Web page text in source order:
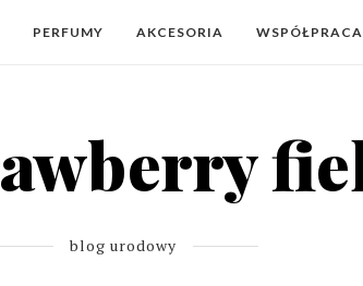
PERFUMY AKCESORIA WSPÓŁPRACA
blog urodowy